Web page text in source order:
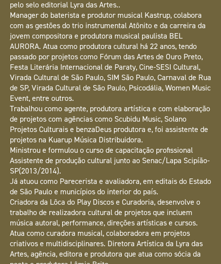
pelo selo editorial Lyra das Artes..
Manager do baterista e produtor musical Kastrup, colabora
com as gestões do trio instrumental Atônito e da carreira da
jovem compositora e produtora musical paulista BEL
AURORA. Atua como produtora cultural há 22 anos, tendo
passado por projetos como Fórum das Artes de Ouro Preto,
Festa Literária Internacional de Paraty, Cine-SESI Cultural,
Virada Cultural de São Paulo, SIM São Paulo, Carnaval de Rua
de SP, Virada Cultural de São Paulo, Psicodália, Women Music
Event, entre outros.
Trabalhou como agente, produtora artística e com elaboração
de projetos com agências como Scubidu Music, Solano
Projetos Culturais e benzaDeus produtora e, foi assistente de
projetos na Kuarup Música Distribuidora.
Ministrou e formulou o curso de capacitação profissional
Assistente de produção cultural junto ao Senac/Lapa Scipíão-
SP(2013/2014).
Já atuou como Parecerista e avaliadora, em editais do Estado
de São Paulo e municípios do interior do país.
Criadora da Lôca do Play Discos e Curadoria, desenvolve o
trabalho de realizadora cultural de projetos que incluem
música autoral, performance, direções artísticas e cursos.
Atua como curadora musical, colaboradora em projetos
criativos e multidisciplinares. Diretora Artística da Lyra das
Artes, agência, editora e produtora que atua como sócia da